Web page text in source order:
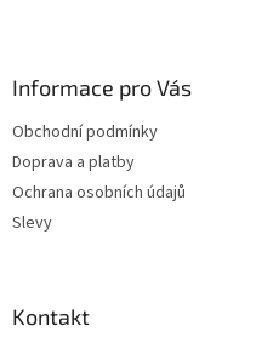
Informace pro Vás
Obchodní podmínky
Doprava a platby
Ochrana osobních údajů
Slevy
Kontakt